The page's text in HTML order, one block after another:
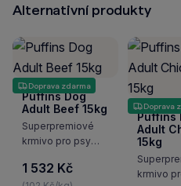
Alternativní produkty
Doprava zdarma
Puffins Dog
Adult Beef 15kg
Superpremiové
krmivo pro psy
Kompletní krmivo
1 532 Kč
Doprava
Puffins
Adult
15kg
krmivo